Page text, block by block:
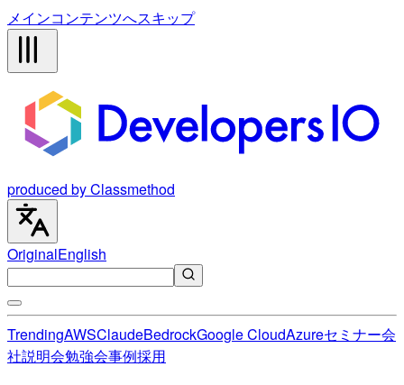
メインコンテンツへスキップ
produced by Classmethod
OriginalEnglish
TrendingAWSClaudeBedrockGoogle CloudAzureセミナー会
社説明会勉強会事例採用